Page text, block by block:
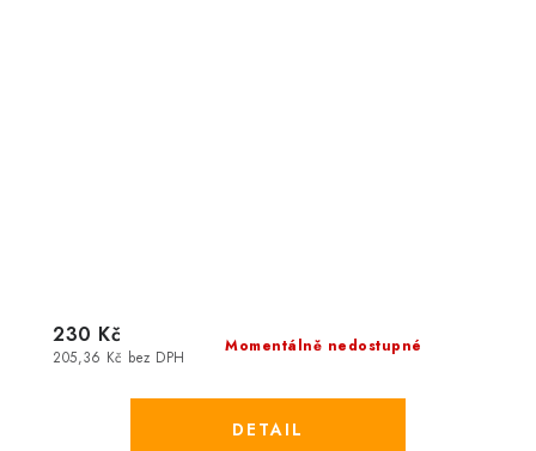
Momentálně nedostupné
205,36 Kč bez DPH
230 Kč